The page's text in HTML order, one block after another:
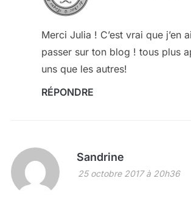
Merci Julia ! C’est vrai que j’en
passer sur ton blog ! tous plus
uns que les autres!
RÉPONDRE
Sandrine
25 octobre 2017 à 20h36